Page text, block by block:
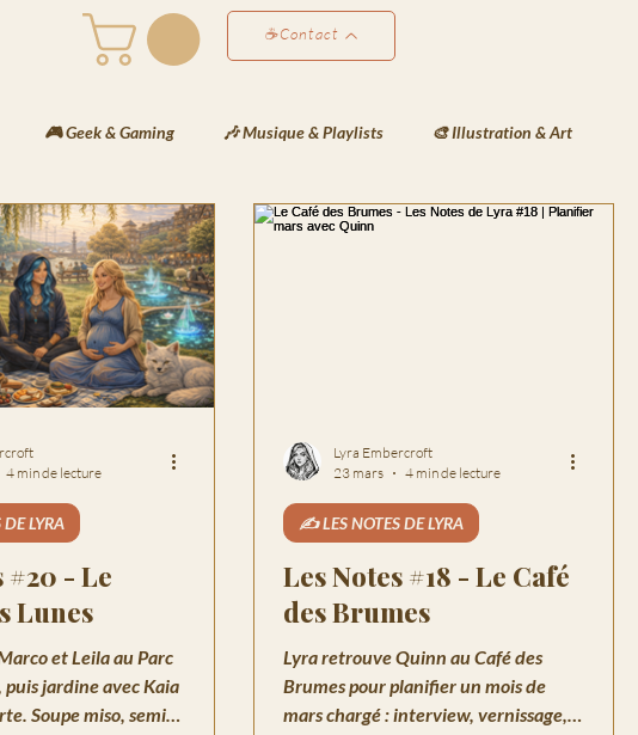
☕Contact
🎮 Geek & Gaming 🎶 Musique & Playlists 🎨 Illustration & Art
🧠 Créativité & Développement Perso ✍️ Les Notes de Lyra
🌍Les Traversées de Lyra
#20 - Le
Lunes
et Leila au Parc
jardine avec Kaia
Soupe miso, semis
LYRA
4 min de lecture
Les Notes #18 - Le Café
des Brumes
Lyra retrouve Quinn au Café des
Brumes pour planifier un mois de
mars chargé : interview, vernissage,
✍️ LES NOTES DE LYRA
Lyra Embercroft
23 mars
4 min de lecture